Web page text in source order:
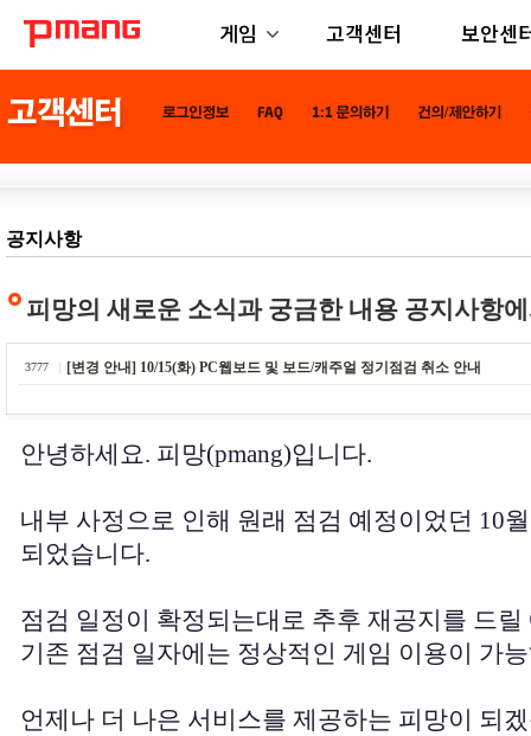
게임 고객센터 보안센
공지사항
피망의 새로운 소식과 궁금한 내용 공지사항
3777 [변경 안내] 10/15(화) PC웹보드 및 보드/캐주얼 정기점검 취소 안내
안녕하세요. 피망(pmang)입니다.
내부 사정으로 인해 원래 점검 예정이었던 10
되었습니다.
점검 일정이 확정되는대로 추후 재공지를 드릴
기존 점검 일자에는 정상적인 게임 이용이 가
언제나 더 나은 서비스를 제공하는 피망이 되